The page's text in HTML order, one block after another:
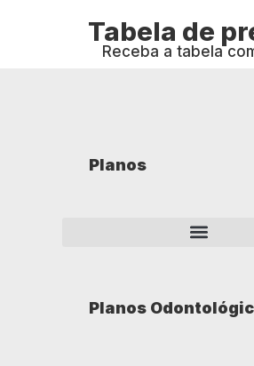
Tabela de
Receba a tabela
Planos
Planos